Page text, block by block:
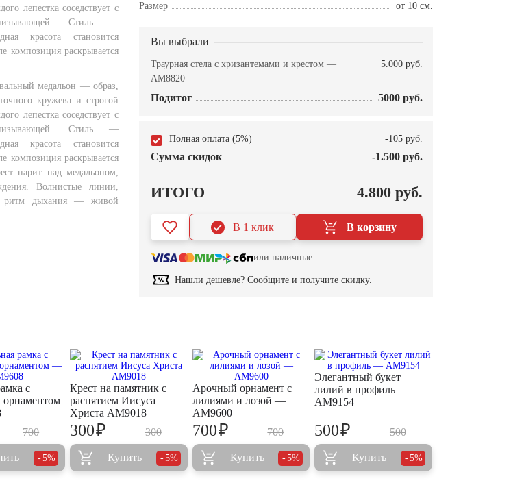
лепестка соседствует с
Стиль —
красота становится
композиция раскрывается
медальон — образ,
кружева и строгой
лепестка соседствует с
Стиль —
красота становится
композиция раскрывается
парит над медальоном,
Волнистые линии,
ритм дыхания — живой
Размер
от 10 см.
Вы выбрали
Траурная стела с хризантемами и крестом —
AM8820
5.000 руб.
Подитог 5000 руб.
Полная оплата (5%) -105 руб.
Сумма скидок -1.500 руб.
ИТОГО 4.800 руб.
В корзину
В 1 клик
или наличные.
Нашли дешевле? Сообщите и получите скидку.
с
700
5%
Крест на памятник с
распятием Иисуса
Христа AM9018
300
300₽
Купить 5%
Арочный орнамент с
лилиями и лозой —
AM9600
700
700₽
Купить 5%
Элегантный букет
лилий в профиль —
AM9154
500
500₽
Купить 5%